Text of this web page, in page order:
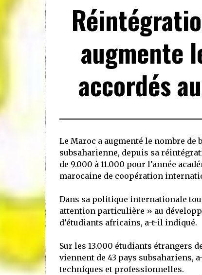
augmente
accordés
Le Maroc a augmenté le nombre de
subsaharienne, depuis sa
de 9.000 à 11.000 pour l’année
marocaine de coopération
Dans sa politique internationale
attention particulière » au
d’étudiants africains, a-t-il indiqué.
Sur les 13.000 étudiants étrangers
viennent de 43 pays
techniques et professionnelles.